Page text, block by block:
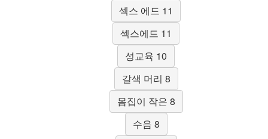
섹스 에드 11
섹스에드 11
성교육 10
갈색 머리 8
몸집이 작은 8
수음 8